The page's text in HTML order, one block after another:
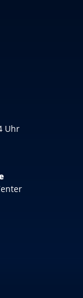
Uhr